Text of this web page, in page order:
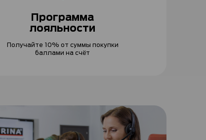
Программа
лояльности
Получайте 10% от суммы покупки
баллами на счёт